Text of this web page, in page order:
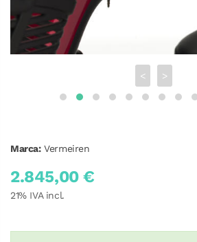
< >
Marca: Vermeiren
2.845,00 €
21% IVA incl.